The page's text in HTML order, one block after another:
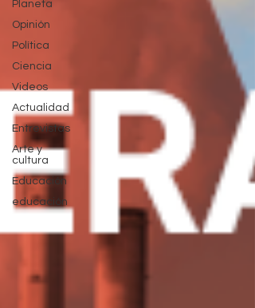
Planeta
Opinión
Política
Ciencia
Videos
Actualidad
Entrevistas
Arte y
cultura
Educación
educación